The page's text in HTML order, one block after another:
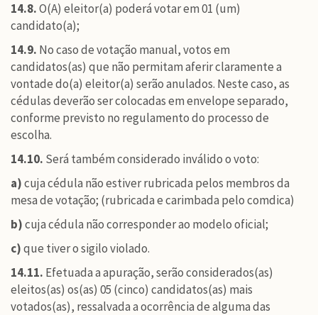
14.8.O(A) eleitor(a) poderá votar em 01 (um)
candidato(a);
14.9. No caso de votação manual, votos em
candidatos(as) que não permitam aferir claramente a
vontade do(a) eleitor(a) serão anulados. Neste caso, as
cédulas deverão ser colocadas em envelope separado,
conforme previsto no regulamento do processo de
escolha.
14.10. Será também considerado inválido o voto:
a)cuja cédula não estiver rubricada pelos membros da
mesa de votação; (rubricada e carimbada pelo comdica)
b)cuja cédula não corresponder ao modelo oficial;
c)que tiver o sigilo violado.
14.11. Efetuada a apuração, serão considerados(as)
eleitos(as) os(as) 05 (cinco) candidatos(as) mais
votados(as), ressalvada a ocorrência de alguma das